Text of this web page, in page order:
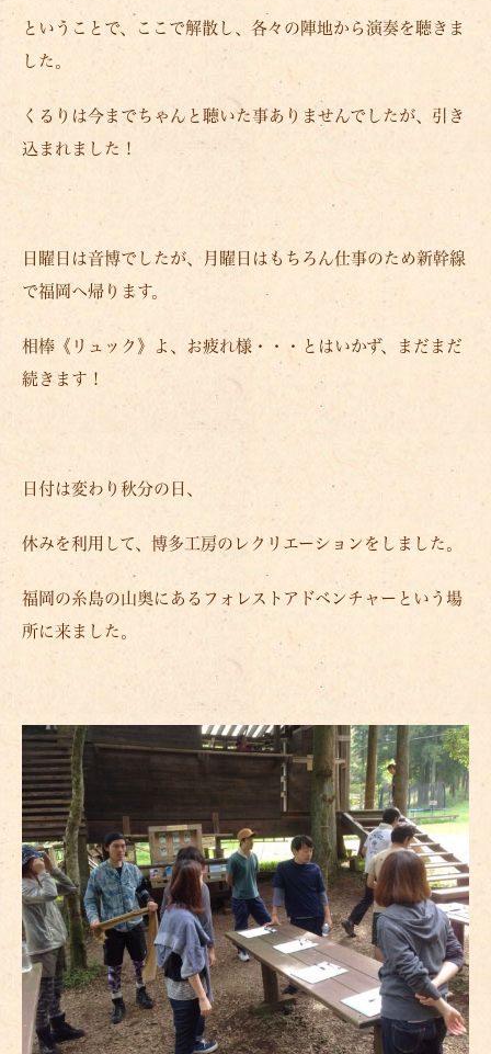
ということで、ここで解散し、各々の陣地から演奏を聴きま
した。
くるりは今までちゃんと聴いた事ありませんでしたが、引き
込まれました！
日曜日は音博でしたが、月曜日はもちろん仕事のため新幹線
で福岡へ帰ります。
相棒《リュック》よ、お疲れ様・・・とはいかず、まだまだ
続きます！
日付は変わり秋分の日、
休みを利用して、博多工房のレクリエーションをしました。
福岡の糸島の山奥にあるフォレストアドベンチャーという場
所に来ました。